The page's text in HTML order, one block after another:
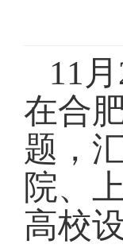
11
在合
题，
院、
高校